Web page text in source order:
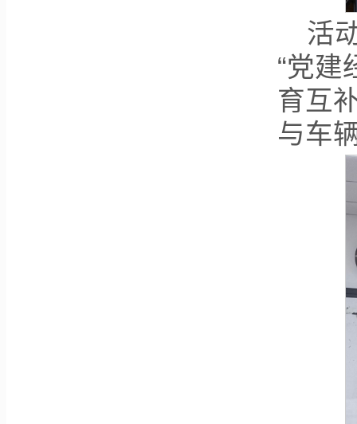
活
“党建
育互
与车